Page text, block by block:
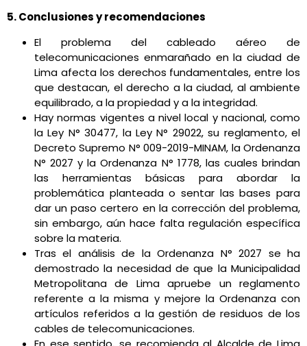
5. Conclusiones y recomendaciones
El problema del cableado aéreo de
telecomunicaciones enmarañado en la ciudad de
Lima afecta los derechos fundamentales, entre los
que destacan, el derecho a la ciudad, al ambiente
equilibrado, a la propiedad y a la integridad.
Hay normas vigentes a nivel local y nacional, como
la Ley N° 30477, la Ley N° 29022, su reglamento, el
Decreto Supremo N° 009-2019-MINAM, la Ordenanza
N° 2027 y la Ordenanza N° 1778, las cuales brindan
las herramientas básicas para abordar la
problemática planteada o sentar las bases para
dar un paso certero en la corrección del problema,
sin embargo, aún hace falta regulación específica
sobre la materia.
Tras el análisis de la Ordenanza N° 2027 se ha
demostrado la necesidad de que la Municipalidad
Metropolitana de Lima apruebe un reglamento
referente a la misma y mejore la Ordenanza con
artículos referidos a la gestión de residuos de los
cables de telecomunicaciones.